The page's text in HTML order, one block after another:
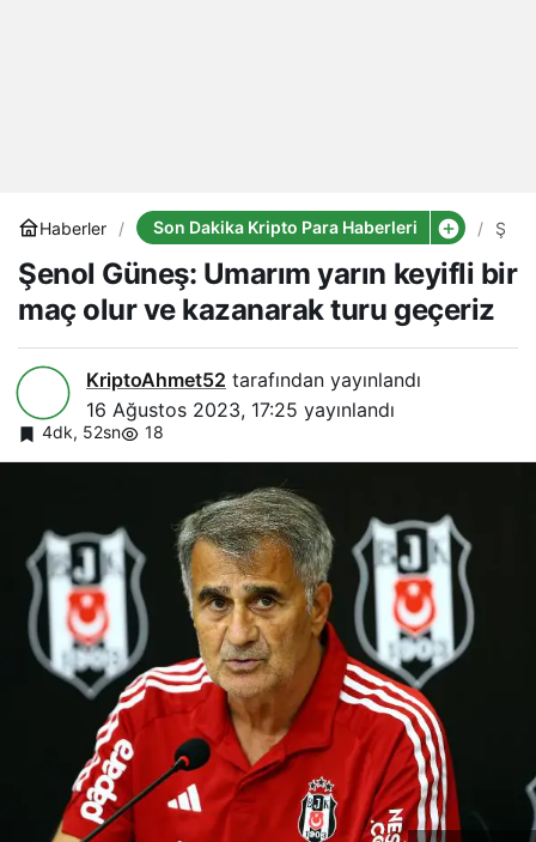
Haberler Son Dakika Kripto Para Haberleri
yarın
maç
Şenol Güneş: Umarım yarın keyifli bir
maç olur ve kazanarak turu geçeriz
KriptoAhmet52 tarafından yayınlandı
16 Ağustos 2023, 17:25 yayınlandı
4dk, 52sn 18